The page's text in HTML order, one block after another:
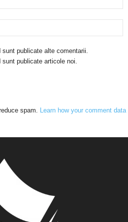
sunt publicate alte comentarii.
sunt publicate articole noi.
spam. Learn how your comment data